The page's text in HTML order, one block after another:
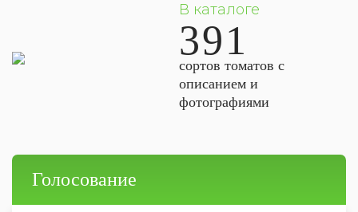
В каталоге
391
сортов томатов с
описанием и
фотографиями
Голосование